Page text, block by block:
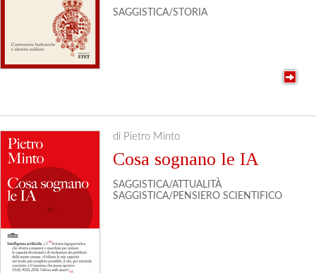
SAGGISTICA/STORIA
di Pietro Minto
Cosa sognano le IA
SAGGISTICA/ATTUALITÀ
SAGGISTICA/PENSIERO SCIENTIFICO